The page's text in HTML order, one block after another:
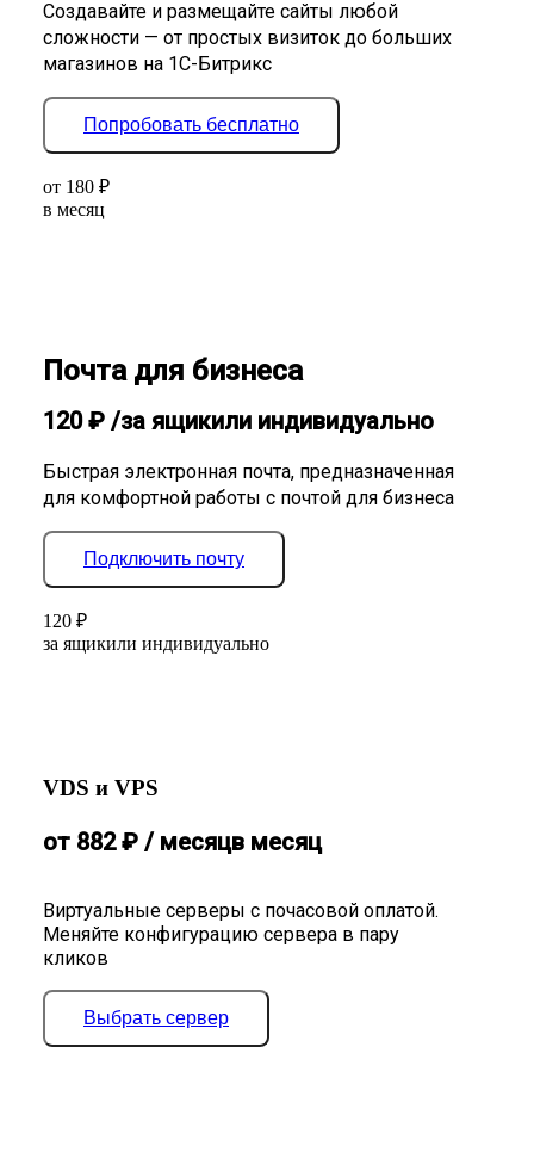
Создавайте и размещайте сайты любой
сложности — от простых визиток до больших
магазинов на 1С-Битрикс
Попробовать бесплатно
от 180 ₽
в месяц
Почта для бизнеса
120₽ /за ящикили индивидуально
Быстрая электронная почта, предназначенная
для комфортной работы с почтой для бизнеса
Подключить почту
120 ₽
за ящикили индивидуально
VDS и VPS
Виртуальные серверы с почасовой оплатой.
Меняйте конфигурацию сервера в пару
кликов
от 882₽ / месяцв месяц
Выбрать сервер